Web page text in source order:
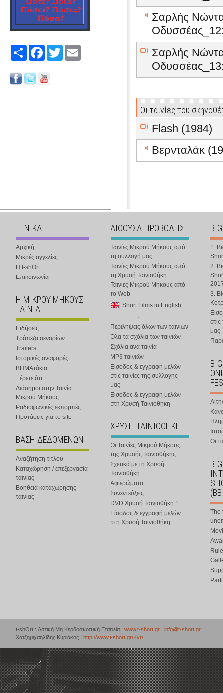
Share FacebookTwitter
Σαρλής
Σαρλής
Οι ταινίες του
Flash (1984)
Βερνταλάκ
ΓΕΝΙΚΑ
Αρχική
Μικρές αγγελίες
Η t-shOrt
Επικοινωνία
Η ΜΙΚΡΟΥ ΜΗΚΟΥΣ
ΤΑΙΝΙΑ
Ειδήσεις
Τράπεζα σεναρίων
Trailers
Ιστορικές αναφορές
ΒΗΜΑτάκια
Ξέρετε ότι...
Διάσημοι στην Ταινία
Μικρού Μήκους
Ραδιοφωνικές εκπομπές
Προτάσεις για το site
ΒΑΣΗ ΔΕΔΟΜΕΝΩΝ
Αναζήτηση τίτλου
Καταχώρηση / επεξεργασία
ταινίας
Βοήθεια καταχώρησης
ταινίας
ΑΙΘΟΥΣΑ ΠΡΟΒΟΛΗΣ
Ταινίες Μικρού Μήκους από
τη συλλογή μας
Ταινίες Μικρού Μήκους από
τη Χρυσή Ταινιοθήκη
Ταινίες Μικρού Μήκους από
το Web
Short Films in English
Περιλήψεις όλων των ταινιών
Όλα τα σχόλια των ταινιών
Σχόλια ανά ταινία
MP3 ταινιών
Είσοδος & εγγραφή μελών
στις ταινίες της συλλογής
μας
Είσοδος & εγγραφή μελών
στη Χρυσή Ταινιοθήκη
ΧΡΥΣΗ ΤΑΙΝΙΟΘΗΚΗ
Οι Ταινίες Μικρού Μήκους
της Χρυσής Ταινιοθήκης
Σχετικά με τη Χρυσή
Ταινιοθήκη
Αφιερώματα
Συνεντεύξεις
DVD Χρυσή Ταινιοθήκη 1
Είσοδος & εγγραφή μελών
στη Χρυσή Ταινιοθήκη
1.
2.
3.
στις
μας
Οι
The
t-shOrt : Αστική Μη Κερδοσκοπική Εταιρεία : www.t-short.gr : info@t-short.gr
Χατζημιχαηλίδης Κυριάκος : http://www.t-short.gr/Kyr/